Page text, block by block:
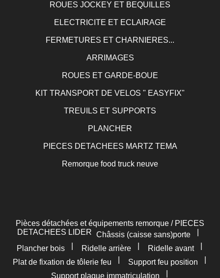
ROUES JOCKEY ET BEQUILLES
ELECTRICITE ET ECLAIRAGE
FERMETURES ET CHARNIERES...
ARRIMAGES
ROUES ET GARDE-BOUE
KIT TRANSPORT DE VELOS " EASYFIX"
TREUILS ET SUPPORTS
PLANCHER
PIECES DETACHEES MARTZ TEMA
Remorque food truck neuve
Pièces détachées et équipements remorque / PIECES
DETACHEES LIDER Châssis (caisse sans)porte
Plancher bois
Ridelle arrière Ridelle avant
Plat de fixation de tôlerie feu
Support feu position
Support plaque immatriculation